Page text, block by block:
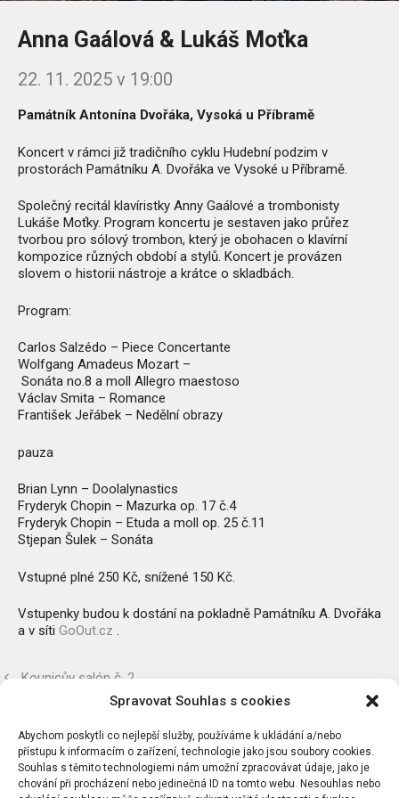
Spravovat Souhlas s cookies
Abychom poskytli co nejlepší služby, používáme k ukládání a/nebo
přístupu k informacím o zařízení, technologie jako jsou soubory cookies.
Souhlas s těmito technologiemi nám umožní zpracovávat údaje, jako je
chování při procházení nebo jedinečná ID na tomto webu. Nesouhlas nebo
Anna Gaálová & Lukáš Moťka
22. 11. 2025 v 19:00
Památník Antonína Dvořáka, Vysoká u Příbramě
Koncert v rámci již tradičního cyklu Hudební podzim v
prostorách Památníku A. Dvořáka ve Vysoké u Příbramě.
Společný recitál klavíristky Anny Gaálové a trombonisty
Lukáše Moťky. Program koncertu je sestaven jako průřez
tvorbou pro sólový trombon, který je obohacen o klavírní
kompozice různých období a stylů. Koncert je provázen
slovem o historii nástroje a krátce o skladbách.
Program:
Carlos Salzédo – Piece Concertante
Wolfgang Amadeus Mozart –
Sonáta no.8 a moll Allegro maestoso
Václav Smita – Romance
František Jeřábek – Nedělní obrazy
pauza
Brian Lynn – Doolalynastics
Fryderyk Chopin – Mazurka op. 17 č.4
Fryderyk Chopin – Etuda a moll op. 25 č.11
Stjepan Šulek – Sonáta
Vstupné plné 250 Kč, snížené 150 Kč.
Vstupenky budou k dostání na pokladně Památníku A. Dvořáka
a v síti GoOut.cz .
Kounicův salón č. 2